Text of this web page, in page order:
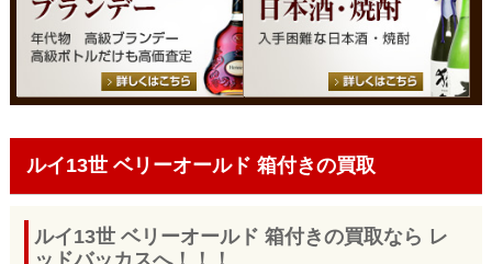
ルイ13世 ベリーオールド 箱付きの買取
ルイ13世 ベリーオールド 箱付きの買取なら レ
ッドバッカスへ！！！